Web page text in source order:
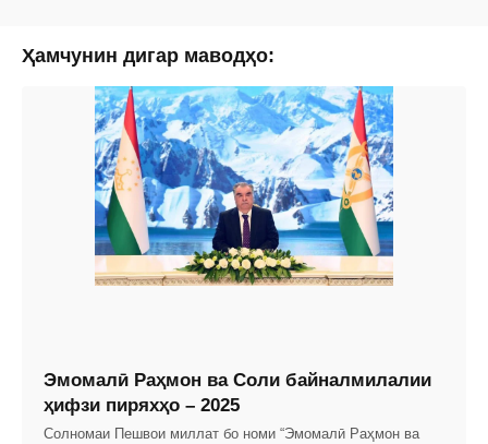
Ҳамчунин дигар маводҳо:
Эмомалӣ Раҳмон ва Соли байналмилалии
ҳифзи пиряхҳо – 2025
Солномаи Пешвои миллат бо номи “Эмомалӣ Раҳмон ва